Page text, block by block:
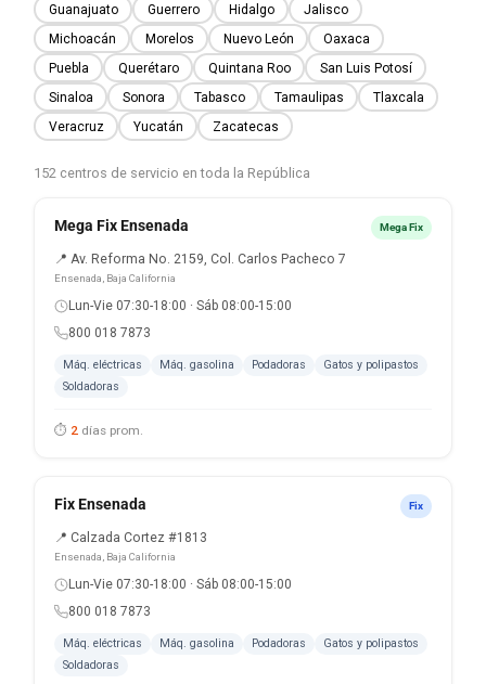
Guanajuato
Guerrero Hidalgo
Jalisco
Michoacán
Morelos Nuevo León
Oaxaca
Puebla
Querétaro Quintana Roo
San Luis Potosí
Sinaloa
Sonora Tabasco Tamaulipas
Tlaxcala
Veracruz
Yucatán Zacatecas
152 centros de servicio en toda la República
Mega Fix Ensenada Mega Fix
📍 Av. Reforma No. 2159, Col. Carlos Pacheco 7
Ensenada, Baja California
Lun-Vie 07:30-18:00 · Sáb 08:00-15:00
800 018 7873
Máq. eléctricas Máq. gasolina Podadoras
Gatos y polipastos
Soldadoras
⏱ 2 días prom.
Fix Ensenada Fix
📍 Calzada Cortez #1813
Ensenada, Baja California
Lun-Vie 07:30-18:00 · Sáb 08:00-15:00
800 018 7873
Máq. eléctricas Máq. gasolina Podadoras
Gatos y polipastos
Soldadoras